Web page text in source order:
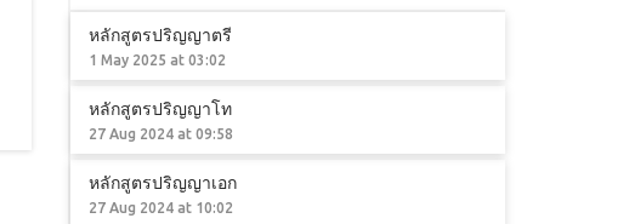
หลักสูตรปริญญาตรี
1 May 2025 at 03:02
หลักสูตรปริญญาโท
27 Aug 2024 at 09:58
หลักสูตรปริญญาเอก
27 Aug 2024 at 10:02